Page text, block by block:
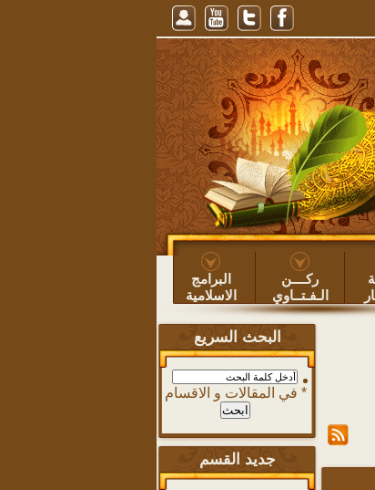
النهار، للشيخ عبيد الطوياوي=> عبيد بن عساف الطوياوي ۞
ركــــن
الـفـتــاوي
البرامج
الاسلامية
البحث السريع
في المقالات و الاقسام *
جديد القسم